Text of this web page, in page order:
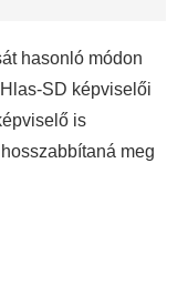
hasonló módon
SD képviselői
is
meg